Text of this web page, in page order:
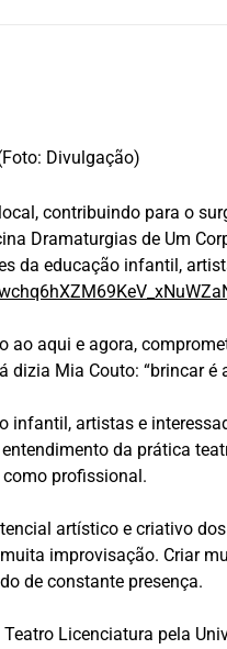
Divulgação)
contribuindo para o
Dramaturgias de Um
da educação infantil,
ao aqui e agora,
Mia Couto: “brincar
artistas e
da prática
profissional.
artístico e criativo
improvisação. Criar
de constante presença.
Licenciatura pela